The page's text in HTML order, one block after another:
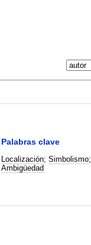
Palabras clave
Localización; Simbolismo;
Ambigüedad